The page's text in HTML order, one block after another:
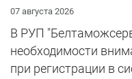
07 августа 2026
В РУП
необходимости
при регистрации в